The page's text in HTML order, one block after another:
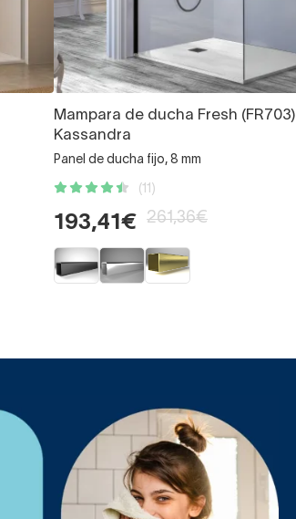
Mampara de ducha Fresh (FR703)
Kassandra
Panel de ducha fijo, 8 mm
(11)
193,41€ 261,36€